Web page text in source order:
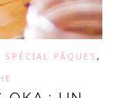
SPÉCIAL PÂQUES ,